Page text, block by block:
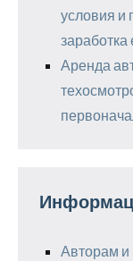
условия и
Аренда
Авторам и